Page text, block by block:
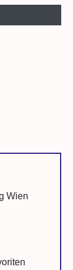
Wien